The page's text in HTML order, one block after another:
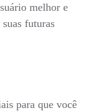
melhor e
futuras
para que você